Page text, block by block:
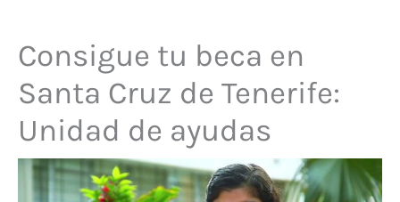
Consigue tu beca en
Santa Cruz de Tenerife:
Unidad de ayudas